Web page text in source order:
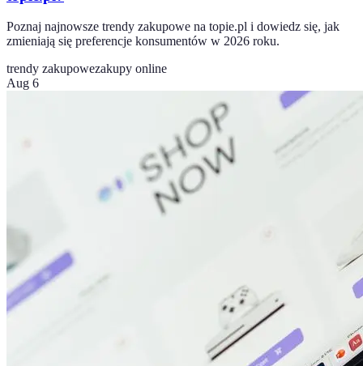
Poznaj najnowsze trendy zakupowe na topie.pl i dowiedz się, jak
zmieniają się preferencje konsumentów w 2026 roku.
trendy zakupowezakupy online
Aug 6